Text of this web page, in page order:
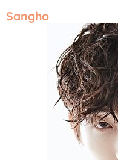
Sangho